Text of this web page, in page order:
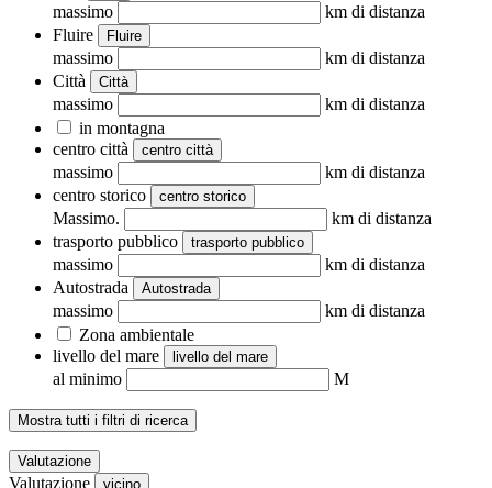
massimo
km di distanza
Fluire
Fluire
massimo
km di distanza
Città
Città
massimo
km di distanza
in montagna
centro città
centro città
massimo
km di distanza
centro storico
centro storico
Massimo.
km di distanza
trasporto pubblico
trasporto pubblico
massimo
km di distanza
Autostrada
Autostrada
massimo
km di distanza
Zona ambientale
livello del mare
livello del mare
al minimo M
Mostra tutti i filtri di ricerca
Valutazione
Valutazione vicino